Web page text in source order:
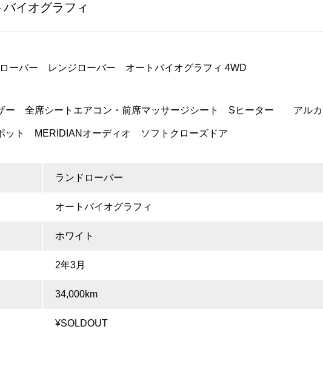
バイオグラフィ
ーバー レンジローバー オートバイオグラフィ 4WD
ー 全席シートエアコン・前席マッサージシート Sヒーター アル
ット MERIDIANオーディオ ソフトクローズドア
ランドローバー
オートバイオグラフィ
ホワイト
2年3月
34,000km
¥SOLDOUT